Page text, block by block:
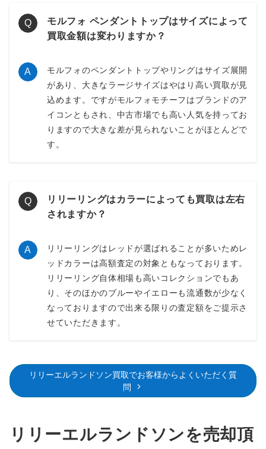
Q
モルフォ ペンダントトップはサイズによって
買取金額は変わりますか？
A
モルフォのペンダントトップやリングはサイズ展開
があり、大きなラージサイズはやはり高い買取が見
込めます。ですがモルフォモチーフはブランドのア
イコンともされ、中古市場でも高い人気を持ってお
りますので大きな差が見られないことがほとんどで
す。
Q
リリーリングはカラーによっても買取は左右
されますか？
A
リリーリングはレッドが選ばれることが多いためレ
ッドカラーは高額査定の対象ともなっております。
リリーリング自体相場も高いコレクションでもあ
り、そのほかのブルーやイエローも流通数が少なく
なっておりますので出来る限りの査定額をご提示さ
せていただきます。
リリーエルランドソン買取でお客様からよくいただく質
問
リリーエルランドソンを売却頂